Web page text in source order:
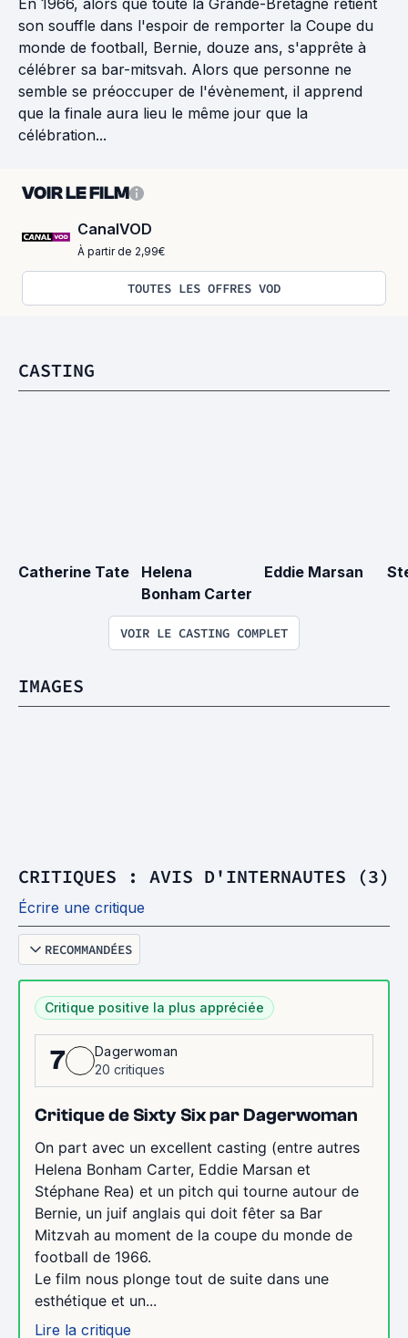
En 1966, alors que toute la Grande-Bretagne retient
son souffle dans l'espoir de remporter la Coupe du
monde de football, Bernie, douze ans, s'apprête à
célébrer sa bar-mitsvah. Alors que personne ne
semble se préoccuper de l'évènement, il apprend
que la finale aura lieu le même jour que la
célébration...
VOIR LE FILM
CanalVOD
À partir de 2,99€
TOUTES LES OFFRES VOD
CASTING
Catherine Tate
Helena
Bonham Carter
Eddie Marsan
VOIR LE CASTING COMPLET
IMAGES
CRITIQUES : AVIS D'INTERNAUTES (3)
Écrire une critique
RECOMMANDÉES
Critique positive la plus appréciée
7
Dagerwoman
20 critiques
Critique de Sixty Six par Dagerwoman
On part avec un excellent casting (entre autres
Helena Bonham Carter, Eddie Marsan et
Stéphane Rea) et un pitch qui tourne autour de
Bernie, un juif anglais qui doit fêter sa Bar
Mitzvah au moment de la coupe du monde de
football de 1966.
Le film nous plonge tout de suite dans une
esthétique et un...
Lire la critique